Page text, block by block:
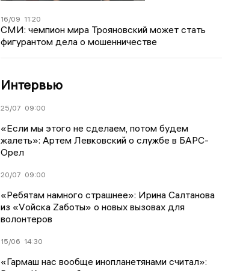
16/09 11:20
СМИ: чемпион мира Трояновский может стать
фигурантом дела о мошенничестве
Интервью
25/07 09:00
«Если мы этого не сделаем, потом будем
жалеть»: Артем Левковский о службе в БАРС-
Орел
20/07 09:00
«Ребятам намного страшнее»: Ирина Салтанова
из «Vойска Zаботы» о новых вызовах для
волонтеров
15/06 14:30
«Гармаш нас вообще инопланетянами считал»: